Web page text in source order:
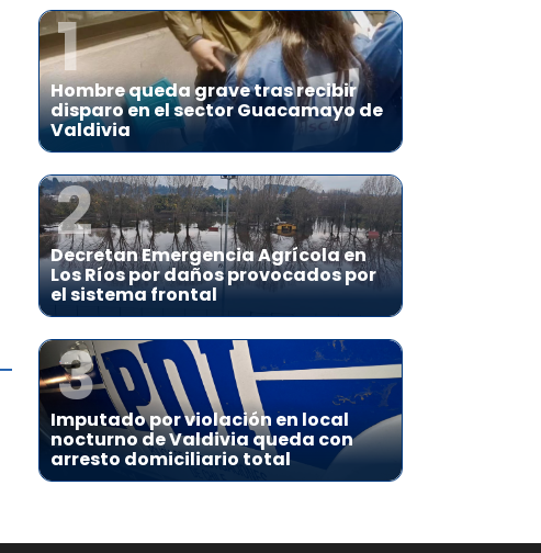
1
Hombre queda grave tras recibir
disparo en el sector Guacamayo de
Valdivia
2
Decretan Emergencia Agrícola en
Los Ríos por daños provocados por
el sistema frontal
3
Imputado por violación en local
nocturno de Valdivia queda con
arresto domiciliario total